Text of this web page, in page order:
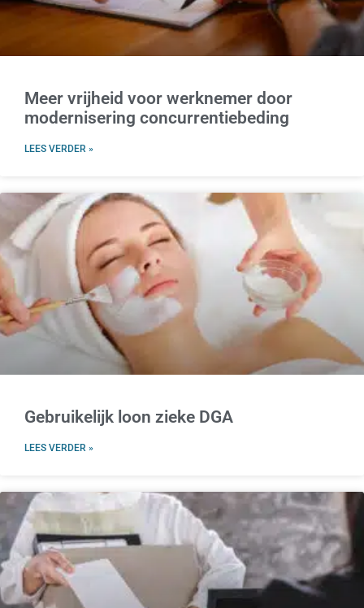
Meer vrijheid voor werknemer door
modernisering concurrentiebeding
LEES VERDER »
Gebruikelijk loon zieke DGA
LEES VERDER »